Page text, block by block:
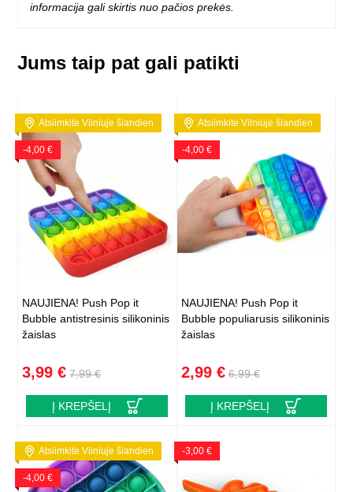
informacija gali skirtis nuo pačios prekės.
Jums taip pat gali patikti
Atsiimkite Vilniuje šiandien
-4,00 €
NAUJIENA! Push Pop it
Bubble antistresinis silikoninis
žaislas
3,99 € 7,99 €
Į KREPŠELĮ
Atsiimkite Vilniuje šiandien
-4,00 €
NAUJIENA! Push Pop it
Bubble populiarusis silikoninis
žaislas
2,99 € 6,99 €
Į KREPŠELĮ
Atsiimkite Vilniuje šiandien
-4,00 €
-3,00 €